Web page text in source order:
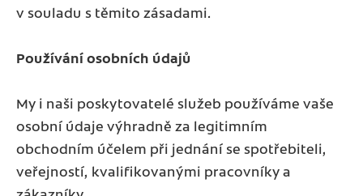
v souladu s těmito zásadami.
Používání osobních údajů
My i naši poskytovatelé služeb používáme vaše
osobní údaje výhradně za legitimním
obchodním účelem při jednání se spotřebiteli,
veřejností, kvalifikovanými pracovníky a